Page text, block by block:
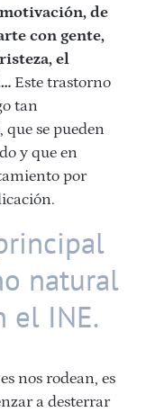
de
con gente,
el
Este trastorno
tan
se pueden
y que en
por
natural
el INE.
nos rodean, es
a desterrar